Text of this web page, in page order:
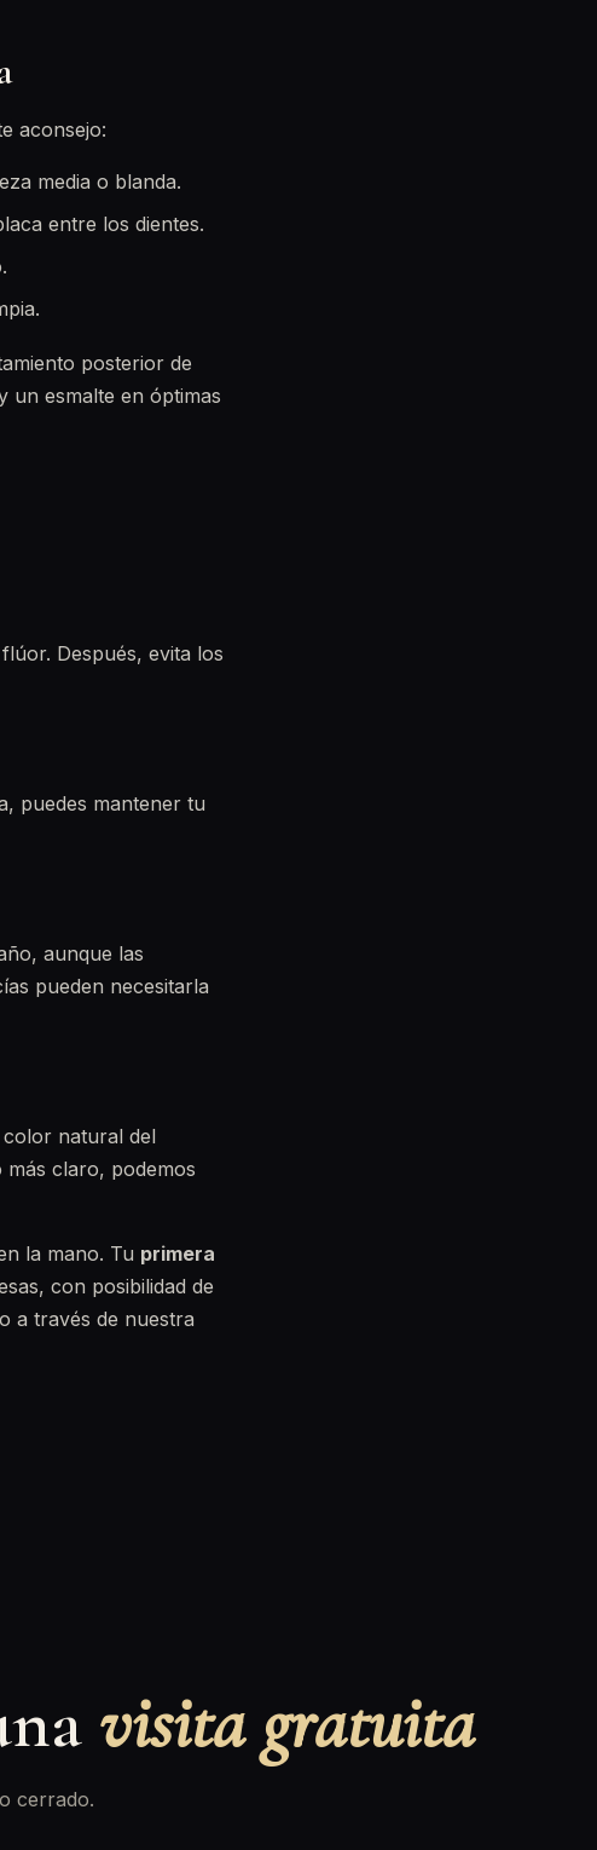
aconsejo:
media o blanda.
entre los dientes.
posterior de
un esmalte en óptimas
Después, evita los
puedes mantener tu
aunque las
pueden necesitarla
natural del
claro, podemos
la mano. Tu primera
con posibilidad de
o a través de nuestra
visita gratuita
cerrado.